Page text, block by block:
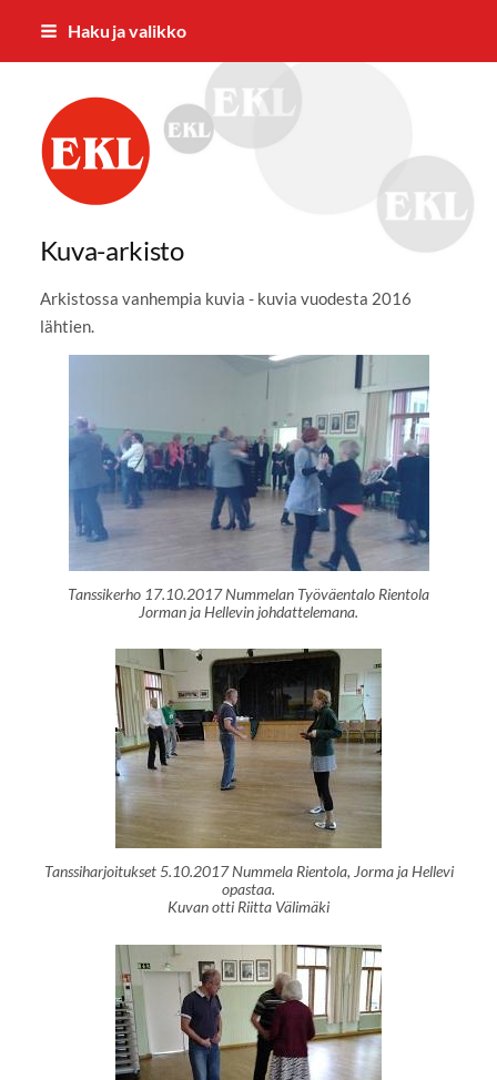
Siirry
Haku ja valikko
Nummelan Eläkkeensaajat ry
Kuva-arkisto
Arkistossa vanhempia kuvia - kuvia vuodesta 2016
lähtien.
Tanssikerho 17.10.2017 Nummelan Työväentalo Rientola
Jorman ja Hellevin johdattelemana.
Tanssiharjoitukset 5.10.2017 Nummela Rientola, Jorma ja Hellevi
opastaa.
Kuvan otti Riitta Välimäki